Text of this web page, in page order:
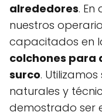
alrededores.
nuestros
capacitados en
colchones para
surco. Utilizamos
naturales y
demostrado ser